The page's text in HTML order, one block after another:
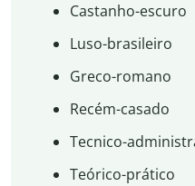
Castanho-escuro
Luso-brasileiro
Greco-romano
Recém-casado
Tecnico-
Teórico-prático